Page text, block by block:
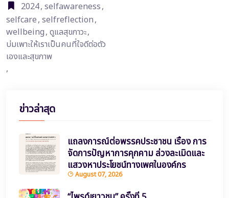
2024, selfawareness,
selfcare, selfreflection,
wellbeing, ดูแลสุขภาวะ,
บ่มเพาะให้เราเป็นคนที่ใจดีต่อตัว
เองและสุขภาพ
,
ข่าวล่าสุด
แถลงการณ์ต่อพรรคประชาชน เรื่อง การ
จัดการปัญหาการคุกคาม ล่วงละเมิดและ
แสวงหาประโยชน์ทางเพศในองค์กร
August 07, 2026